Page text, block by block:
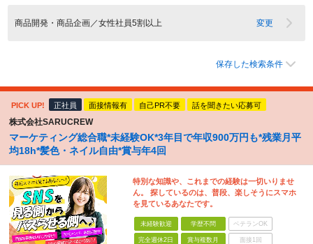
商品開発・商品企画／女性社員5割以上 変更
保存した検索条件
PICK UP! 正社員 面接情報有 自己PR不要 話を聞きたい応募可
株式会社SARUCREW
マーケティング総合職*未経験OK*3年目で年収900万円も*残業月平
均18h*髪色・ネイル自由*賞与年4回
特別な知識や、これまでの経験は一切いりませ
ん。 探しているのは、普段、楽しそうにスマホ
を見ているあなたです。
未経験歓迎 学歴不問 ベテランOK
完全週休2日 賞与複数月 面接1回